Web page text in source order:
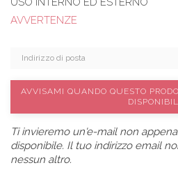
AVVERTENZE
AVVISAMI QUANDO QUESTO
Ti invieremo un'e-mail non
disponibile. Il tuo indirizzo email
nessun altro.